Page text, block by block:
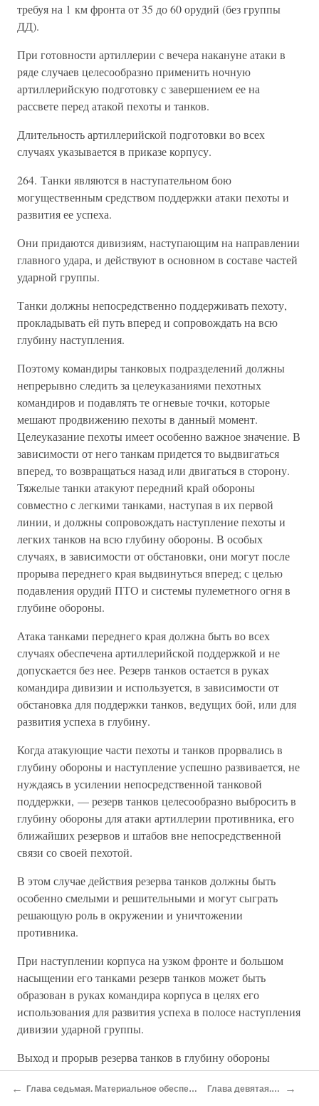
требуя на 1 км фронта от 35 до 60 орудий (без группы
ДД).
При готовности артиллерии с вечера накануне атаки в
ряде случаев целесообразно применить ночную
артиллерийскую подготовку с завершением ее на
рассвете перед атакой пехоты и танков.
Длительность артиллерийской подготовки во всех
случаях указывается в приказе корпусу.
264. Танки являются в наступательном бою
могущественным средством поддержки атаки пехоты и
развития ее успеха.
Они придаются дивизиям, наступающим на направлении
главного удара, и действуют в основном в составе частей
ударной группы.
Танки должны непосредственно поддерживать пехоту,
прокладывать ей путь вперед и сопровождать на всю
глубину наступления.
Поэтому командиры танковых подразделений должны
непрерывно следить за целеуказаниями пехотных
командиров и подавлять те огневые точки, которые
мешают продвижению пехоты в данный момент.
Целеуказание пехоты имеет особенно важное значение. В
зависимости от него танкам придется то выдвигаться
вперед, то возвращаться назад или двигаться в сторону.
Тяжелые танки атакуют передний край обороны
совместно с легкими танками, наступая в их первой
линии, и должны сопровождать наступление пехоты и
легких танков на всю глубину обороны. В особых
случаях, в зависимости от обстановки, они могут после
прорыва переднего края выдвинуться вперед; с целью
подавления орудий ПТО и системы пулеметного огня в
глубине обороны.
Атака танками переднего края должна быть во всех
случаях обеспечена артиллерийской поддержкой и не
допускается без нее. Резерв танков остается в руках
командира дивизии и используется, в зависимости от
обстановка для поддержки танков, ведущих бой, или для
развития успеха в глубину.
Когда атакующие части пехоты и танков прорвались в
глубину обороны и наступление успешно развивается, не
нуждаясь в усилении непосредственной танковой
поддержки, — резерв танков целесообразно выбросить в
глубину обороны для атаки артиллерии противника, его
ближайших резервов и штабов вне непосредственной
связи со своей пехотой.
В этом случае действия резерва танков должны быть
особенно смелыми и решительными и могут сыграть
решающую роль в окружении и уничтожении
противника.
При наступлении корпуса на узком фронте и большом
насыщении его танками резерв танков может быть
образован в руках командира корпуса в целях его
использования для развития успеха в полосе наступления
дивизии ударной группы.
Выход и прорыв резерва танков в глубину обороны
противника должен во всех случаях обеспечиваться
артиллерией, а при наличии авиации, — и последней.
← Глава седьмая. Материальное обеспечение боевой деятельности войск Глава девятая. Встречный бой →